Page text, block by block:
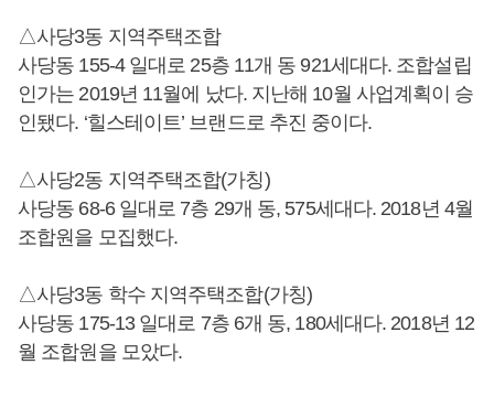
△사당3동 지역주택조합
사당동 155-4 일대로 25층 11개 동 921세대다. 조합설립
인가는 2019년 11월에 났다. 지난해 10월 사업계획이 승
인됐다. ‘힐스테이트’ 브랜드로 추진 중이다.
△사당2동 지역주택조합(가칭)
사당동 68-6 일대로 7층 29개 동, 575세대다. 2018년 4월
조합원을 모집했다.
△사당3동 학수 지역주택조합(가칭)
사당동 175-13 일대로 7층 6개 동, 180세대다. 2018년 12
월 조합원을 모았다.